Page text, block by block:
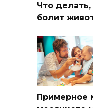
Что делать,
болит
Примерное